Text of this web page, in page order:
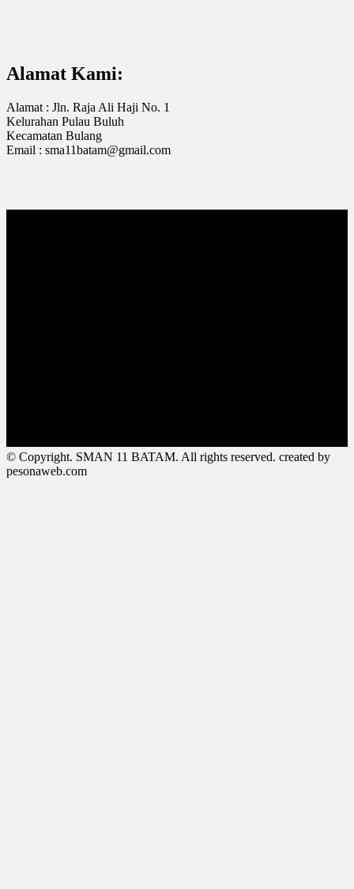
Alamat Kami:
Alamat : Jln. Raja Ali Haji No. 1
Kelurahan Pulau Buluh
Kecamatan Bulang
Email : sma11batam@gmail.com
© Copyright. SMAN 11 BATAM. All rights reserved. created by
pesonaweb.com